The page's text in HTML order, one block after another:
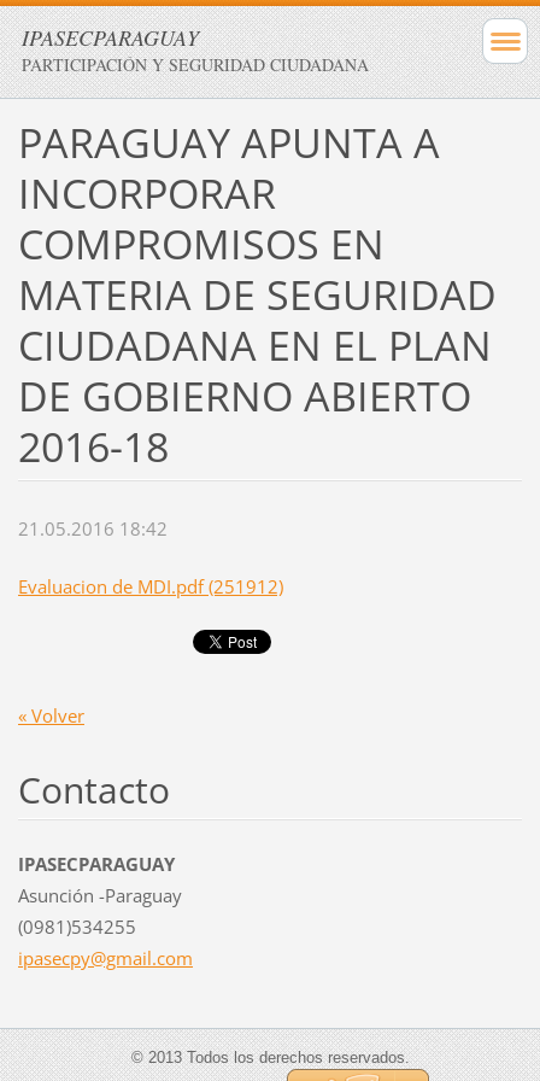
IPASECPARAGUAY
PARTICIPACIÓN Y SEGURIDAD CIUDADANA
PARAGUAY APUNTA A
INCORPORAR
COMPROMISOS EN
MATERIA DE SEGURIDAD
CIUDADANA EN EL PLAN
DE GOBIERNO ABIERTO
2016-18
21.05.2016 18:42
Evaluacion de MDI.pdf (251912)
« Volver
Contacto
IPASECPARAGUAY
Asunción -Paraguay
(0981)534255
ipasecpy@gmail.com
© 2013 Todos los derechos reservados.